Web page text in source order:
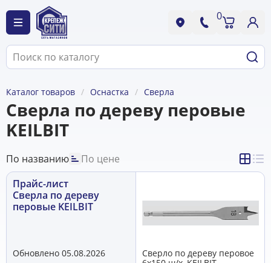
0
Каталог товаров Оснастка Сверла
Сверла по дереву перовые
KEILBIT
По названию
По цене
Прайс-лист
Сверла по дереву
перовые KEILBIT
Обновлено 05.08.2026
Сверло по дереву перовое